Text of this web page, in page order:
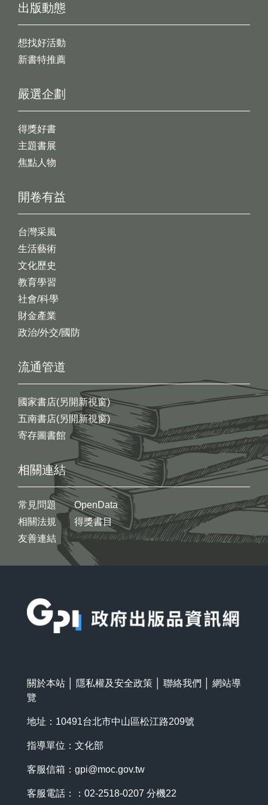
出版動態
想找好活動
新書特推薦
開卷有益
台灣采風
生活藝術
文化歷史
教育學習
社會/科學
財金產業
政治/外交/國防
嚴選企劃
得獎好書
主題書展
焦點人物
流通管道
國家書店(另開新視窗)
五南書店(另開新視窗)
寄存圖書館
相關連結
常見問題
相關法規
友善連結
OpenData
得獎書目
關於本站 隱私權及安全政策 聯絡我們
網站導
覽
地址：10491台北市中山區松江路209號
指導單位：文化部
客服信箱： gpi@moc.gov.tw
客服電話：：02-2518-0207 分機22